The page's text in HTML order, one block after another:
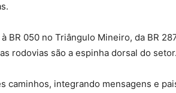
BR 050 no Triângulo Mineiro, da BR
rodovias são a espinha dorsal do setor.
caminhos, integrando mensagens e